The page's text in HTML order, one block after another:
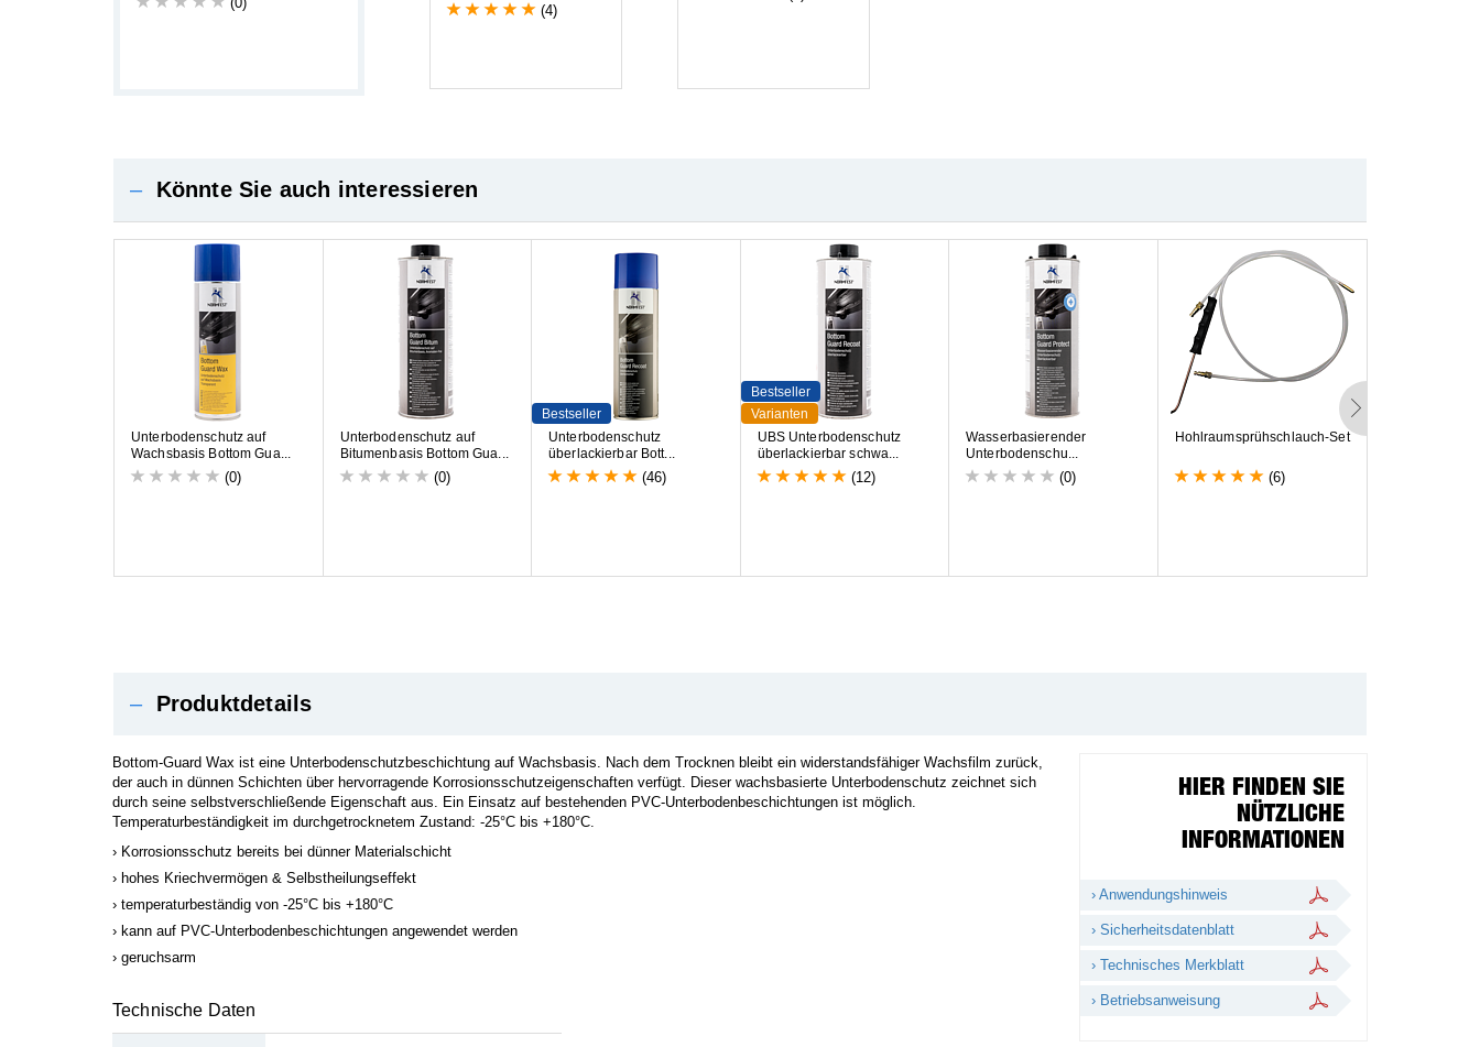
(4)
– Könnte Sie auch interessieren
Unterbodenschutz auf
Wachsbasis Bottom Gua...
(0)
Unterbod enschutz auf
Bitumenbasis Bottom Gua...
(0)
Bestseller
Unterbodenschutz
über ackierbar Bott...
(46)
Varianten
Bestseller
U BS Unterbodenschutz
über lackierbar schwa...
(12)
Wasserbasierender
Unterbodenschu...
(0)
Hoh raumsprühsch auch-Set
(6)
– Produktdetails
Bottom-Guard Wax ist eine Unterbodenschutzbeschichtung auf Wachsbasis. Nach dem Trocknen bleibt ein widerstandsfähiger Wachsfilm zurück,
der auch in dünnen Schichten über hervorragende Korrosionsschutzeigenschaften verfügt. Dieser wachsbasierte Unterbodenschutz zeichnet sich
durch seine selbstverschließende Eigenschaft aus. Ein Einsatz auf bestehenden PVC-Unterbodenbeschichtungen ist möglich.
Temperaturbeständigkeit im durchgetrocknetem Zustand: -25°C bis +180°C.
Korrosionsschutz bereits bei dünner Materialschicht
hohes Kriechvermögen & Selbstheilungseffekt
temperaturbeständig von -25°C bis +180°C
kann auf PVC-Unterbodenbeschichtungen angewendet werden
geruchsarm
Technische Daten
HIER FINDEN SIE
NÜTZLICHE
INFORMATIONEN
› Anwendungshinweis
› Sicherheitsdatenblatt
› Technisches Merkblatt
› Betriebsanweisung